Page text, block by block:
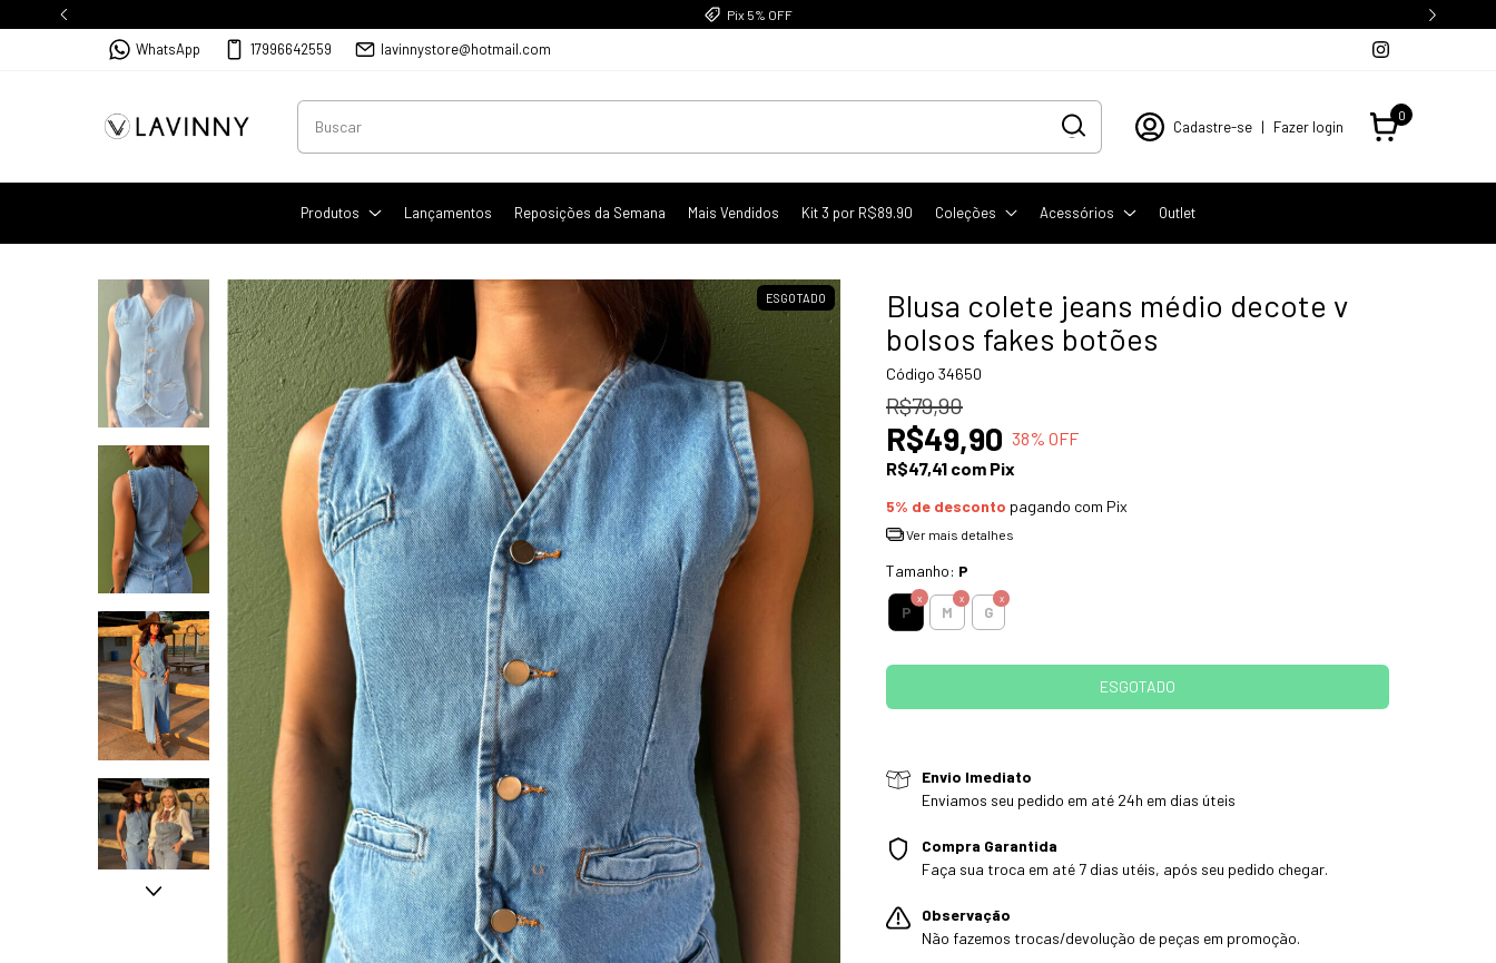
Pix 5% OFF
WhatsApp 17996642559 lavinnystore@hotmail.com
Cadastre-se | Fazer login
0
Produtos Lançamentos Reposições da Semana Mais Vendidos Kit 3 por R$89.90 Coleções Acessórios Outlet
ESGOTADO
Blusa colete jeans médio decote v
bolsos fakes botões
Código 34650
R$79,90
R$49,90 38% OFF
R$47,41 com Pix
5% de desconto pagando com Pix
Ver mais detalhes
Tamanho: P
P M G
Envio Imediato
Enviamos seu pedido em até 24h em dias úteis
Compra Garantida
Faça sua troca em até 7 dias utéis, após seu pedido chegar.
Observação
Não fazemos trocas/devolução de peças em promoção.